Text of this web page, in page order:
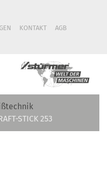
KONTAKT
AGB
STICK 253